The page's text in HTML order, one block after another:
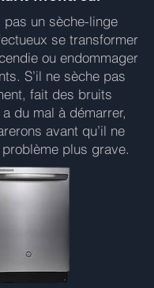
pas un sèche-linge
se transformer
ou endommager
S’il ne sèche pas
fait des bruits
du mal à démarrer,
avant qu’il ne
plus grave.